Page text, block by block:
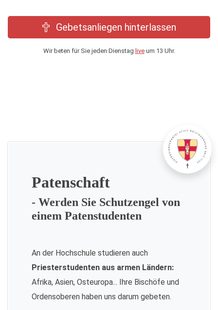
Gebetsanliegen hinterlassen
Wir beten für Sie jeden Dienstag liveum 13 Uhr.
Patenschaft
- Werden Sie Schutzengel von
einem Patenstudenten
An der Hochschule studieren auch
Priesterstudenten aus armen Ländern:
Afrika, Asien, Osteuropa... Ihre Bischöfe und
Ordensoberen haben uns darum gebeten.